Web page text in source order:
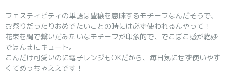
フェスティビティの単語は豊穣を意味するモチーフなんだそうで、
お祭りだったりおめでたいことの時には必ず使われるんやって！
花束を縄で繋いだみたいなモチーフが印象的で、でこぼこ感が絶妙
でほんまにキュート。
こんだけ可愛いのに電子レンジもOKだから、毎日気にせず使いやす
くてめっちゃええです！